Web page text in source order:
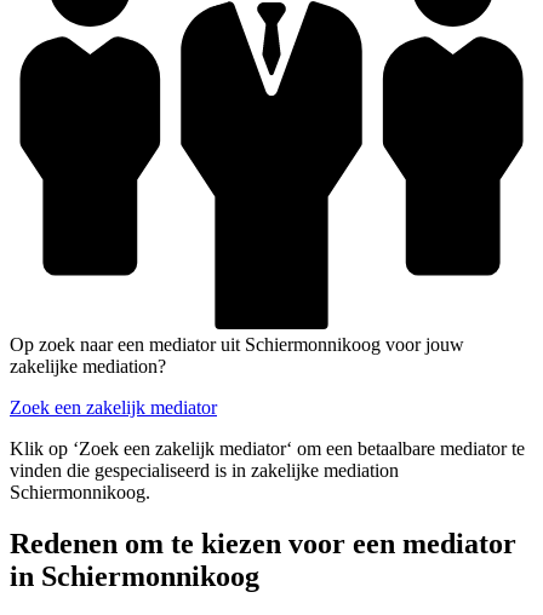
Op zoek naar een mediator uit Schiermonnikoog voor jouw
zakelijke mediation?
Zoek een zakelijk mediator
Klik op ‘Zoek een zakelijk mediator‘ om een betaalbare mediator te
vinden die gespecialiseerd is in zakelijke mediation
Schiermonnikoog.
Redenen om te kiezen voor een mediator
in Schiermonnikoog